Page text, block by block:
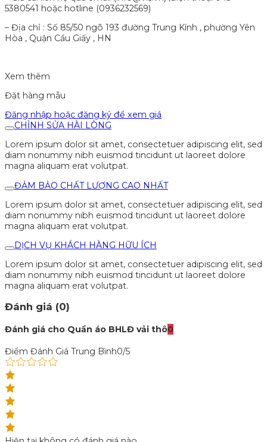
5380541 hoặc hotline (0936232569)
– Địa chỉ : Số 85/50 ngõ 193 đường Trung Kính , phường Yên
Hòa , Quận Cầu Giấy , HN
Xem thêm
Đặt hàng mẫu
Đăng nhập hoặc đăng ký để xem giá
CHỈNH SỬA HÀI LÒNG
Lorem ipsum dolor sit amet, consectetuer adipiscing elit, sed
diam nonummy nibh euismod tincidunt ut laoreet dolore
magna aliquam erat volutpat.
ĐẢM BẢO CHẤT LƯỢNG CAO NHẤT
Lorem ipsum dolor sit amet, consectetuer adipiscing elit, sed
diam nonummy nibh euismod tincidunt ut laoreet dolore
magna aliquam erat volutpat.
DỊCH VỤ KHÁCH HÀNG HỮU ÍCH
Lorem ipsum dolor sit amet, consectetuer adipiscing elit, sed
diam nonummy nibh euismod tincidunt ut laoreet dolore
magna aliquam erat volutpat.
Đánh giá (0)
Đánh giá cho Quần áo BHLĐ vải thô0
Điểm Đánh Giá Trung Bình0/5